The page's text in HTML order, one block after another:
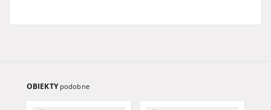
OBIEKTY podobne